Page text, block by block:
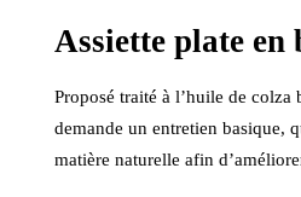
Assiette plate en
Proposé traité à l’huile de colza
demande un entretien basique,
matière naturelle afin